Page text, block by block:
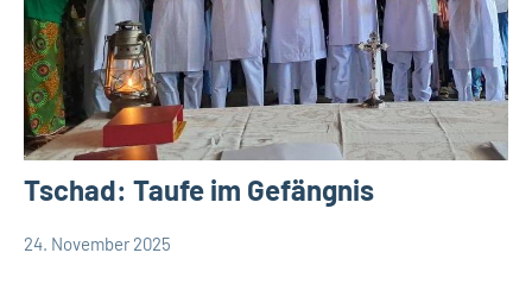
Tschad: Taufe im Gefängnis
24. November 2025